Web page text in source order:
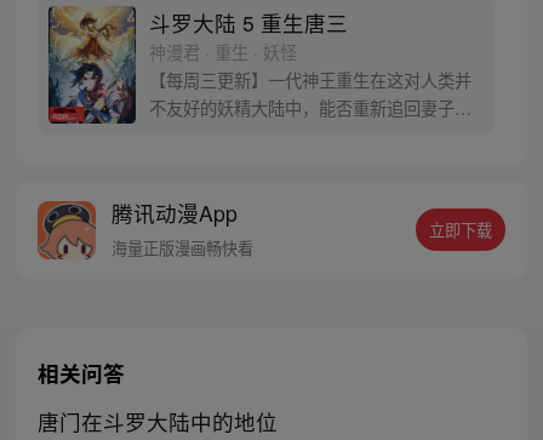
于是赶忙将其带回研究所进行孵化。蛋孵化
出来了，可孵出来的是一个婴儿，一个和人
类一模一样的孩子；与此同时，联邦研究所
正在解冻一名银色长发女子，而一名蓝发青
年则在海滨被人发现
斗罗大陆 5 重生唐三
神漫君 · 重生 · 妖怪
【每周三更新】一代神王重生在这对人类并
不友好的妖精大陆中，能否重新追回妻子。
腾讯动漫App
海量正版漫画畅快看
立即下载
相关问答
唐门在斗罗大陆中的地位